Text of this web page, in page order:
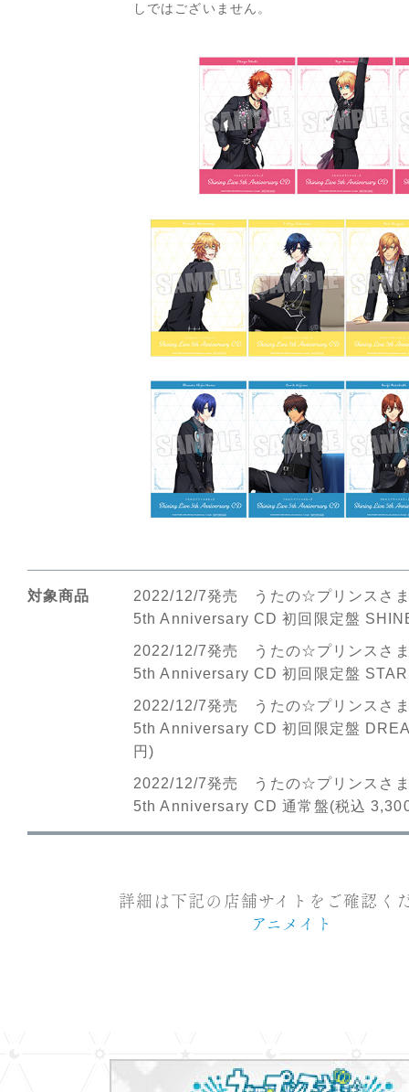
しではございません。
対象商品
2022/12/7発売 うたの☆プリンスさ
5th Anniversary CD 初回限定盤
2022/12/7発売 うたの☆プリンスさ
5th Anniversary CD 初回限定盤
2022/12/7発売 うたの☆プリンスさ
5th Anniversary CD 初回限定盤
円)
2022/12/7発売 うたの☆プリンスさ
5th Anniversary CD 通常盤(税込
詳細は下記の店舗サイトをご確認く
アニメイト